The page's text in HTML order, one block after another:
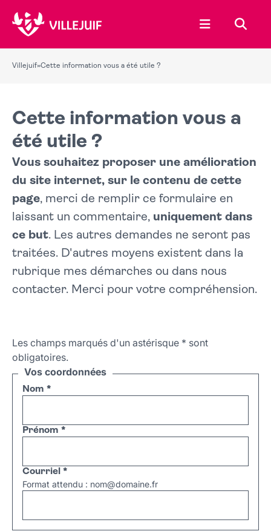
Ouvrir le
Villejuif»Cette information vous a été utile ?
Cette information vous a
été utile ?
Vous souhaitez proposer une amélioration
du site internet, sur le contenu de cette
page, merci de remplir ce formulaire en
laissant un commentaire, uniquement dans
ce but. Les autres demandes ne seront pas
traitées. D'autres moyens existent dans la
rubrique mes démarches ou dans nous
contacter. Merci pour votre compréhension.
Les champs marqués d'un astérisque * sont
obligatoires.
Vos coordonnées
Nom *
Prénom *
Courriel *
Format attendu : nom@domaine.fr